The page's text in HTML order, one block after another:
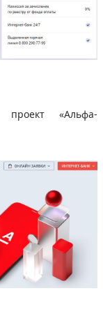
проект «Альфа-